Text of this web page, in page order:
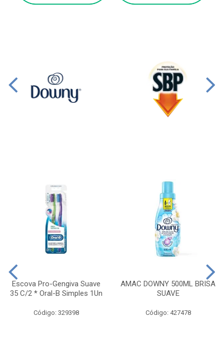
Escova Pro-Gengiva Suave
35 C/2 * Oral-B Simples 1Un
Código: 329398
AMAC DOWNY 500ML BRISA
SUAVE
Código: 427478